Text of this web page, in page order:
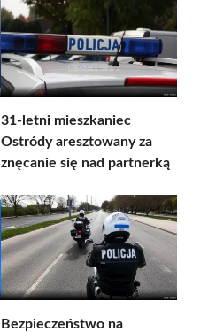
31-letni mieszkaniec
Ostródy aresztowany za
znęcanie się nad partnerką
Bezpieczeństwo na